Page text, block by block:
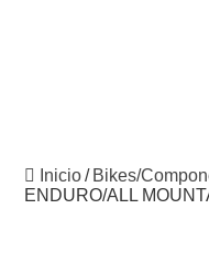
Inicio/ Bikes/
ENDURO/ALL